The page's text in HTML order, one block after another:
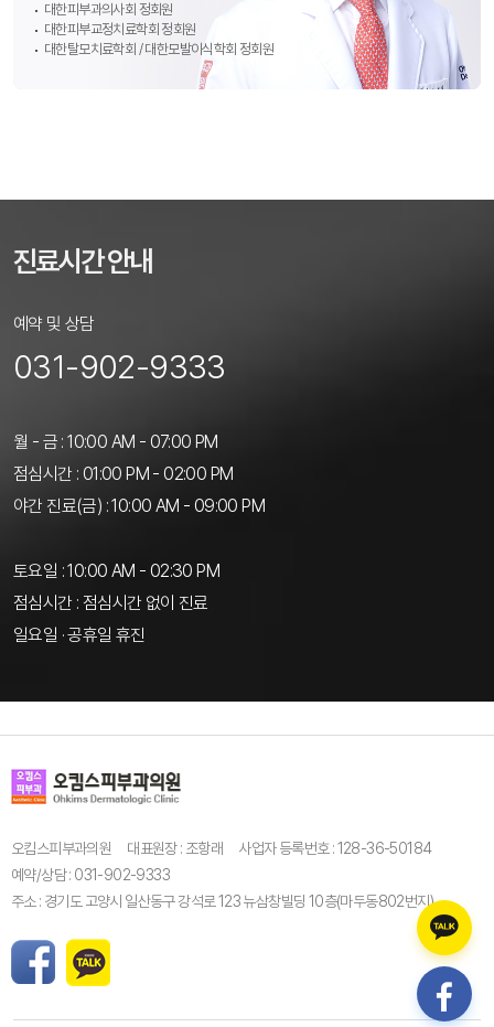
대한피부과의사회 정회원
대한피부교정치료학회 정회원
대한탈모치료학회 / 대한모발이식학회 정회원
피부과 전문의
김진아 원장
진료시간 안내
예약 및 상담
031-902-9333
월 - 금 : 10:00 AM - 07:00 PM
점심시간 : 01:00 PM - 02:00 PM
야간 진료(금) : 10:00 AM - 09:00 PM
토요일 : 10:00 AM - 02:30 PM
점심시간 : 점심시간 없이 진료
일요일 · 공휴일 휴진
오킴스피부과의원 대표원장 : 조항래
사업자 등록번호 : 128-36-50184
예약/상담 : 031-902-9333
주소 : 경기도 고양시 일산동구 강석로 123 뉴삼창빌딩 10층(마두동802번지)